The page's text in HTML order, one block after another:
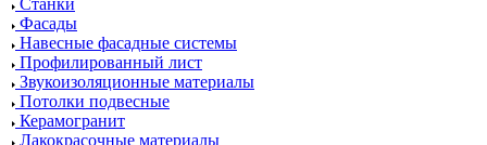
Станки
Фасады
Навесные фасадные системы
Профилированный лист
Звукоизоляционные материалы
Потолки подвесные
Керамогранит
Лакокрасочные материалы